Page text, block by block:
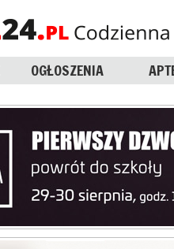
OGŁOSZENIA